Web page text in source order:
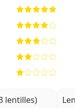
lentilles)